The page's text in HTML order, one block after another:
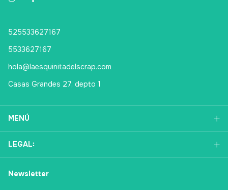
525533627167
5533627167
hola@laesquinitadelscrap.com
Casas Grandes 27, depto 1
MENÚ
LEGAL:
Newsletter